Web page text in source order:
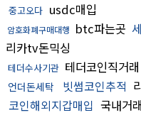
중고오다 usdc매입
암호화폐구매대행 btc파는곳
리카tv돈믹싱
테더수사기관 테더코인직거래
언더돈세탁 빗썸코인추적
코인해외지갑매입 국내거